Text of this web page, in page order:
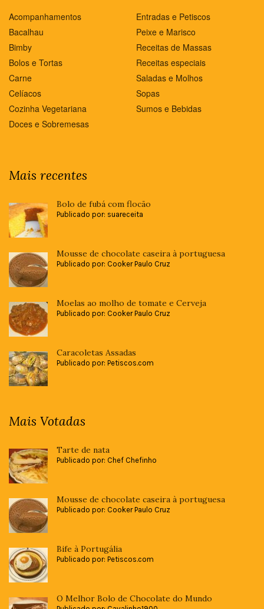
Acompanhamentos
Bacalhau
Bimby
Bolos e Tortas
Carne
Celíacos
Cozinha Vegetariana
Doces e Sobremesas
Entradas e Petiscos
Peixe e Marisco
Receitas de Massas
Receitas especiais
Saladas e Molhos
Sopas
Sumos e Bebidas
Mais recentes
Bolo de fubá com flocão
Publicado por: suareceita
Mousse de chocolate caseira à portuguesa
Publicado por: Cooker Paulo Cruz
Moelas ao molho de tomate e Cerveja
Publicado por: Cooker Paulo Cruz
Caracoletas Assadas
Publicado por: Petiscos.com
Mais Votadas
Tarte de nata
Publicado por: Chef Chefinho
Mousse de chocolate caseira à portuguesa
Publicado por: Cooker Paulo Cruz
Bife à Portugália
Publicado por: Petiscos.com
O Melhor Bolo de Chocolate do Mundo